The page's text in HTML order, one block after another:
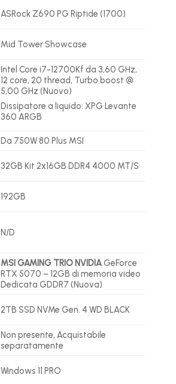
ASRock Z690 PG Riptide (1700)
Mid Tower Showcase
Intel Core i7-12700Kf da 3,60 GHz,
12 core, 20 thread, Turbo boost @
5,00 GHz (Nuovo)
Dissipatore a liquido: XPG Levante
360 ARGB
Da 750W 80 Plus MSI
32GB Kit 2x16GB DDR4 4000 MT/S
192GB
N/D
MSI GAMING TRIO NVIDIAGeForce
RTX 5070 – 12GB di memoria video
Dedicata GDDR7 (Nuova)
2TB SSD NVMe Gen. 4 WD BLACK
Non presente, Acquistabile
separatamente
Windows 11 PRO